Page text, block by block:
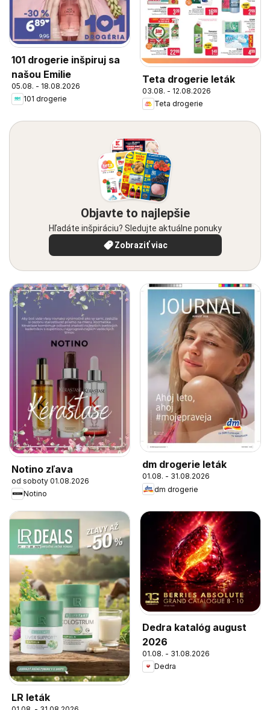
101 drogerie inšpiruj sa
našou Emilie
05.08. - 18.08.2026
101 drogerie
Teta drogerie leták
03.08. - 12.08.2026
Teta drogerie
Objavte to najlepšie
Hľadáte inšpiráciu? Sledujte aktuálne ponuky
Zobraziť viac
Notino zľava
od soboty 01.08.2026
Notino
dm drogerie leták
01.08. - 31.08.2026
dm drogerie
LR leták
Dedra katalóg august
2026
01.08. - 31.08.2026
Dedra